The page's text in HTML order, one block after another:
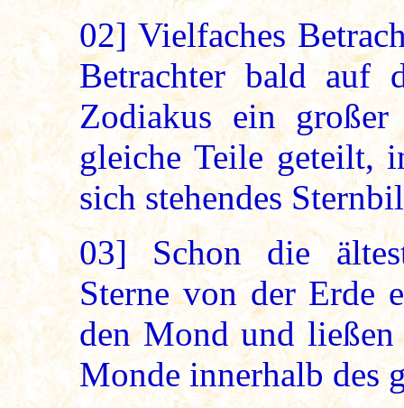
02] Vielfaches
Betrachter bald auf
Zodiakus ein
gleiche Teile geteilt,
sich stehendes
03]Schon die
Sterne von der Erde
den Mond und ließen
Monde innerhalb des